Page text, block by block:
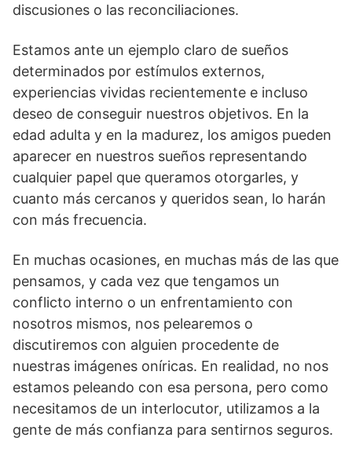
discusiones o las reconciliaciones.
Estamos ante un ejemplo claro de sueños
determinados por estímulos externos,
experiencias vividas recientemente e incluso
deseo de conseguir nuestros objetivos. En la
edad adulta y en la madurez, los amigos pueden
aparecer en nuestros sueños representando
cualquier papel que queramos otorgarles, y
cuanto más cercanos y queridos sean, lo harán
con más frecuencia.
En muchas ocasiones, en muchas más de las que
pensamos, y cada vez que tengamos un
conflicto interno o un enfrentamiento con
nosotros mismos, nos pelearemos o
discutiremos con alguien procedente de
nuestras imágenes oníricas. En realidad, no nos
estamos peleando con esa persona, pero como
necesitamos de un interlocutor, utilizamos a la
gente de más confianza para sentirnos seguros.